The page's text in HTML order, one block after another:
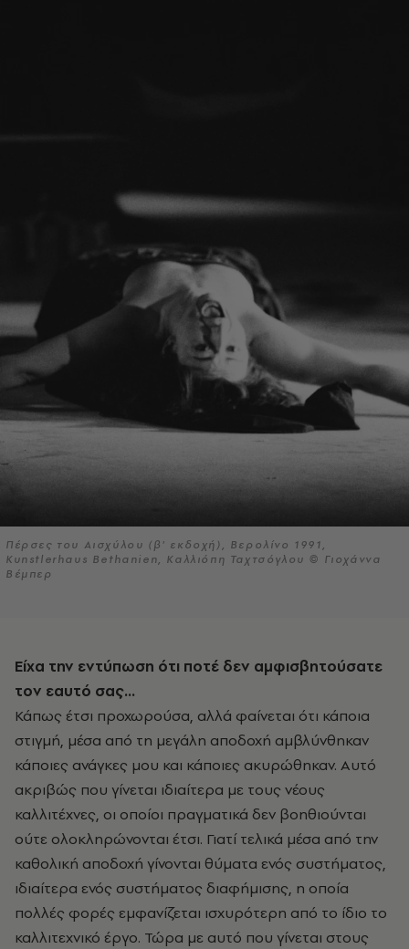
Πέρσες του Αισχύλου (β' εκδοχή), Βερολίνο 1991,
Kunstlerhaus Bethanien, Καλλιόπη Ταχτσόγλου © Γιοχάννα
Βέμπερ
Είχα την εντύπωση ότι ποτέ δεν αμφισβητούσατε
τον εαυτό σας...
Κάπως έτσι προχωρούσα, αλλά φαίνεται ότι κάποια
στιγμή, μέσα από τη μεγάλη αποδοχή αμβλύνθηκαν
κάποιες ανάγκες μου και κάποιες ακυρώθηκαν. Αυτό
ακριβώς που γίνεται ιδιαίτερα με τους νέους
καλλιτέχνες, οι οποίοι πραγματικά δεν βοηθιούνται
ούτε ολοκληρώνονται έτσι. Γιατί τελικά μέσα από την
καθολική αποδοχή γίνονται θύματα ενός συστήματος,
ιδιαίτερα ενός συστήματος διαφήμισης, η οποία
πολλές φορές εμφανίζεται ισχυρότερη από το ίδιο το
καλλιτεχνικό έργο. Τώρα με αυτό που γίνεται στους